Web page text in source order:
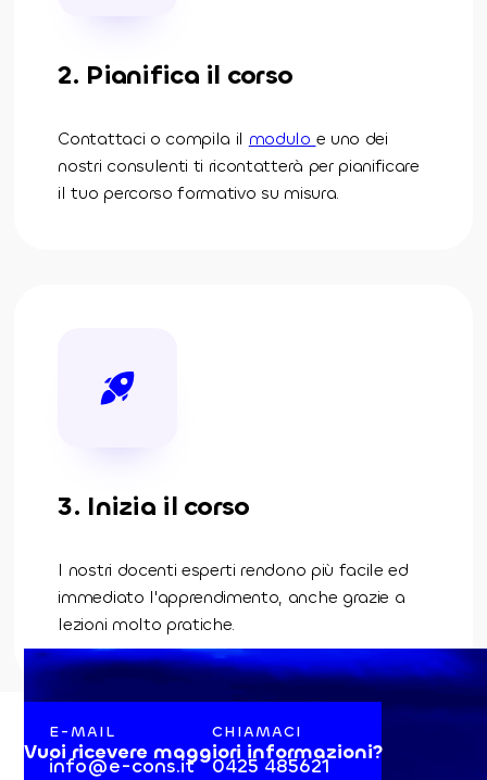
2. Pianifica il corso
Contattaci o compila il modulo e uno dei
nostri consulenti ti ricontatterà per pianificare
il tuo percorso formativo su misura.
3. Inizia il corso
I nostri docenti esperti rendono più facile ed
immediato l'apprendimento, anche grazie a
lezioni molto pratiche.
Vuoi ricevere maggiori informazioni?
E-MAIL
info@e-cons.it
CHIAMACI
0425 485621